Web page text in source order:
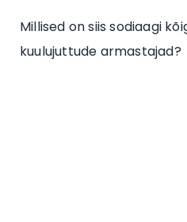
Millised on siis sodiaagi
kuulujuttude armastajad?